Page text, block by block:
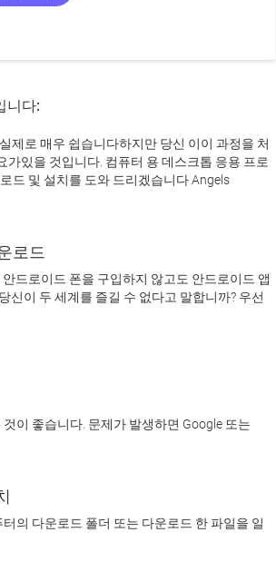
니다:
제로 매우 쉽습니다하지만 당신 이이 과정을 처
있을 것입니다. 컴퓨터 용 데스크톱 응용 프로
드 및 설치를 도와 드리겠습니다 Angels
로드
드로이드 폰을 구입하지 않고도 안드로이드 앱
신이 두 세계를 즐길 수 없다고 말합니까? 우선
의 다운로드 폴더 또는 다운로드 한 파일을 일